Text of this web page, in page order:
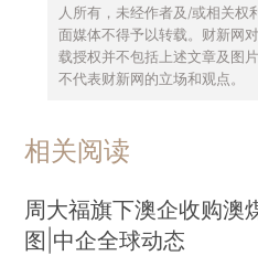
人所有，未经作者及/或相关权
面媒体不得予以转载。财新网
载授权并不包括上述文章及图
不代表财新网的立场和观点。
相关阅读
周大福旗下澳企收购澳
图|中企全球动态